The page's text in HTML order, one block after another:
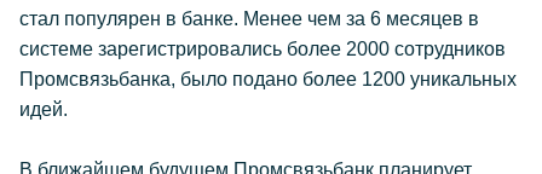
стал популярен в банке. Менее чем за 6 месяцев в
системе зарегистрировались более 2000 сотрудников
Промсвязьбанка, было подано более 1200 уникальных
идей.
В ближайшем будущем Промсвязьбанк планирует